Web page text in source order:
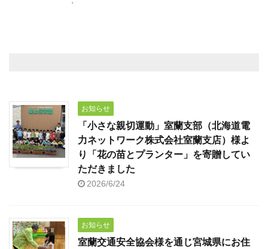
お知らせ
「小さな親切運動」室蘭支部（北海道電
力ネットワーク株式会社室蘭支店）様よ
り「花の苗とプランター」を寄贈してい
ただきました
2026/6/24
お知らせ
室蘭交通安全協会様を通じ宮城県にお住